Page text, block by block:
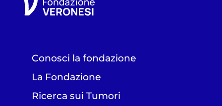
Conosci la fondazione
La Fondazione
Ricerca sui Tumori